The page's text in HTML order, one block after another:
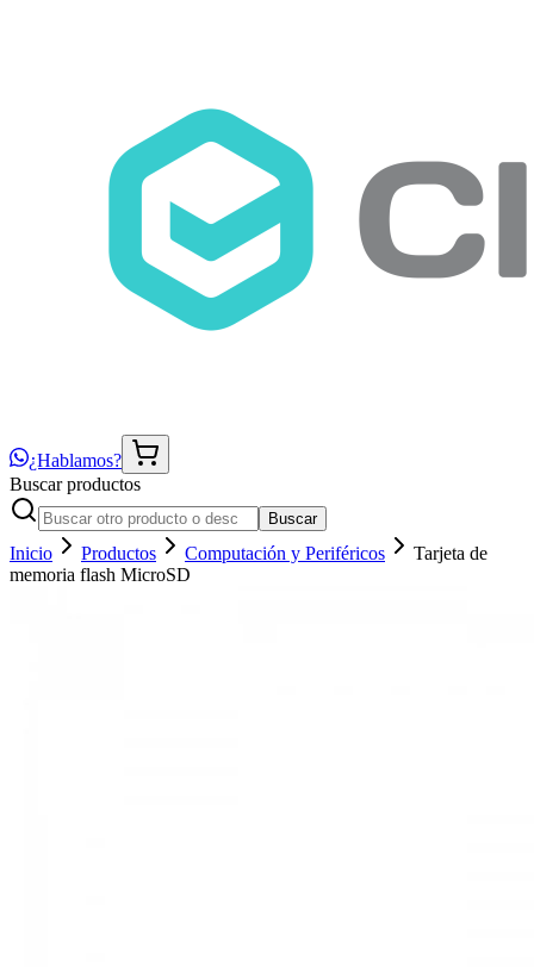
¿Hablamos?
Buscar productos
Buscar
Inicio Productos Computación y Periféricos
Tarjeta de
memoria flash MicroSD